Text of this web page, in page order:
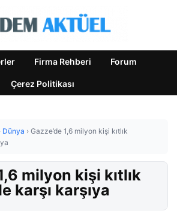
Firma Rehberi Forum
Çerez Politikası
Dünya › Gazze’de 1,6 milyon kişi kıtlık
milyon kişi kıtlık
karşı karşıya